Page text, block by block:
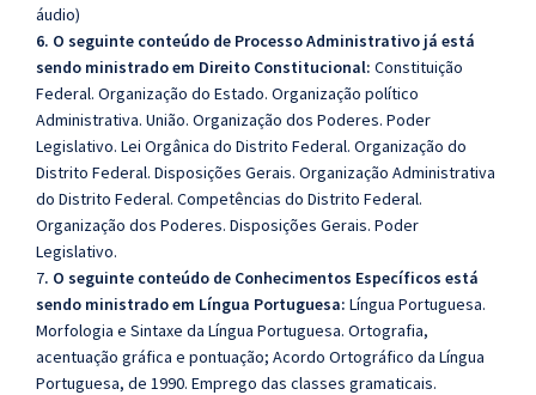
áudio)
6. O seguinte conteúdo de Processo Administrativo já está
sendo ministrado em Direito Constitucional: Constituição
Federal. Organização do Estado. Organização político
Administrativa. União. Organização dos Poderes. Poder
Legislativo. Lei Orgânica do Distrito Federal. Organização do
Distrito Federal. Disposições Gerais. Organização Administrativa
do Distrito Federal. Competências do Distrito Federal.
Organização dos Poderes. Disposições Gerais. Poder
Legislativo.
7. O seguinte conteúdo de Conhecimentos Específicos está
sendo ministrado em Língua Portuguesa: Língua Portuguesa.
Morfologia e Sintaxe da Língua Portuguesa. Ortografia,
acentuação gráfica e pontuação; Acordo Ortográfico da Língua
Portuguesa, de 1990. Emprego das classes gramaticais.